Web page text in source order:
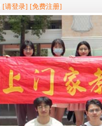
[请登录] [免费注册]